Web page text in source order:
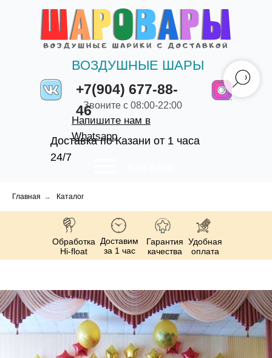
+7(904) 677-88-
46
ВОЗДУШНЫЕ ШАРЫ
Доставка по Казани от 1 часа
24/7
Звоните с 08:00-22:00
Напишите нам в
Whatsapp
Главная → Каталог
Обработка
Hi-float
Доставим
за 1 час
Гарантия
качества
Удобная
оплата